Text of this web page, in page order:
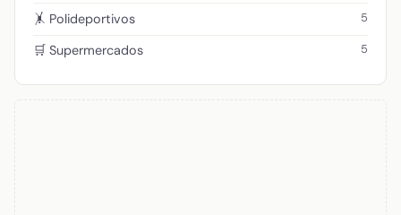
🤸 Polideportivos 5
🛒 Supermercados 5